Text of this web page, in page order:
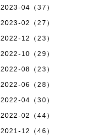
2023-04（37）
2023-02（27）
2022-12（23）
2022-10（29）
2022-08（23）
2022-06（28）
2022-04（30）
2022-02（44）
2021-12（46）